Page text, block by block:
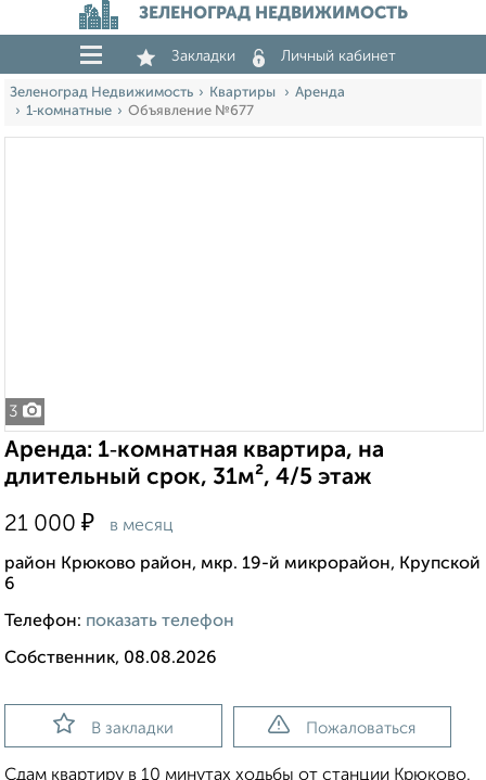
ЗЕЛЕНОГРАД НЕДВИЖИМОСТЬ
Закладки Личный кабинет
Зеленоград Недвижимость Квартиры
Аренда
1‑комнатные
Объявление №677
3
Аренда: 1‑комнатная квартира, на
длительный срок, 31м², 4/5 этаж
21 000 ₽ в месяц
район Крюково район, мкр. 19-й микрорайон, Крупской
6
Телефон: показать телефон
Собственник, 08.08.2026
В закладки Пожаловаться
Сдам квартиру в 10 минутах ходьбы от станции Крюково.